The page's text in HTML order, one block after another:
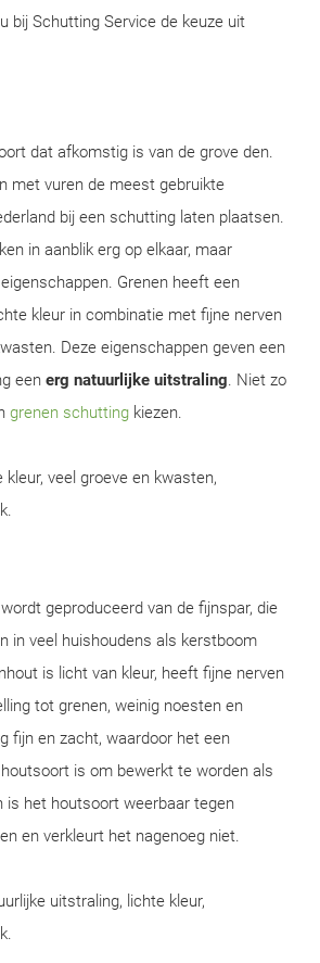
bij Schutting Service de keuze uit
dat afkomstig is van de grove den.
met vuren de meest gebruikte
bij een schutting laten plaatsen.
in aanblik erg op elkaar, maar
Grenen heeft een
kleur in combinatie met fijne nerven
Deze eigenschappen geven een
een erg natuurlijke uitstraling. Niet zo
grenen schutting kiezen.
kleur, veel groeve en kwasten,
wordt geproduceerd van de fijnspar, die
in veel huishoudens als kerstboom
is licht van kleur, heeft fijne nerven
tot grenen, weinig noesten en
fijn en zacht, waardoor het een
is om bewerkt te worden als
is het houtsoort weerbaar tegen
en verkleurt het nagenoeg niet.
uitstraling, lichte kleur,